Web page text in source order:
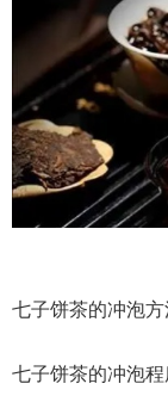
七子饼茶的冲泡方
七子饼茶的冲泡